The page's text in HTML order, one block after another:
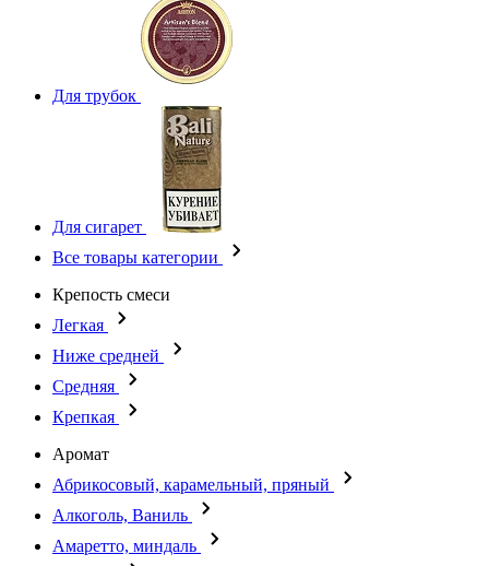
Для трубок
Для сигарет
Все товары категории
Крепость смеси
Легкая
Ниже средней
Средняя
Крепкая
Аромат
Абрикосовый, карамельный, пряный
Алкоголь, Ваниль
Амаретто, миндаль